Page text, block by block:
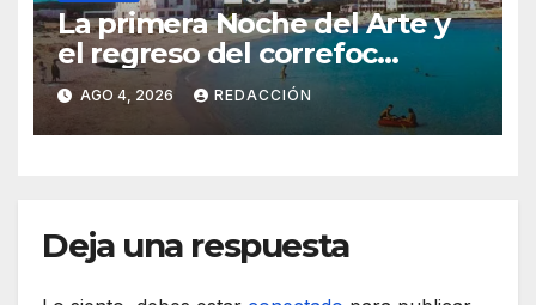
La primera Noche del Arte y
el regreso del correfoc
marcan las Fiestas de Verano
de S’Illot 2026
AGO 4, 2026 REDACCIÓN
Deja una respuesta